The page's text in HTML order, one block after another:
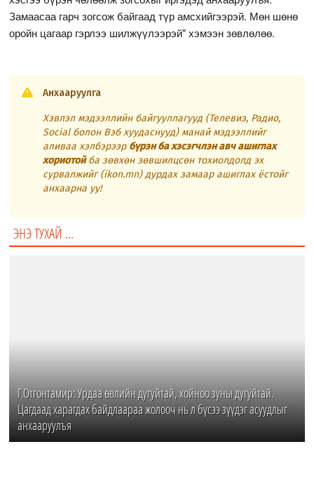
Замаасаа гарч зогсож байгаад түр амсхийгээрэй. Мөн шөнө
оройн цагаар гэрлээ шилжүүлээрэй" хэмээн зөвлөлөө.
Анхааруулга
Хэвлэл мэдээллийн байгууллагууд (Телевиз, Радио,
Social болон Вэб хуудаснууд) манай мэдээллийг
аливаа хэлбэрээр бүрэн ба хэсэгчлэн авч ашиглах
хориотойба зөвхөн зөвшилцсөн тохиолдолд эх
сурвалжийг (ikon.mn) дурдах замаар ашиглах ёстойг
анхаарна уу!
ЭНЭ ТУХАЙ ...
Г.Отгонтамир: Урдаа өвлийн дугуйтай, хойноо зуны дугуйтай.
Цагдаад харагдах байдлаараа жолооч нь л бүсээ зүүдэг асуудлыг
анхааруулъя